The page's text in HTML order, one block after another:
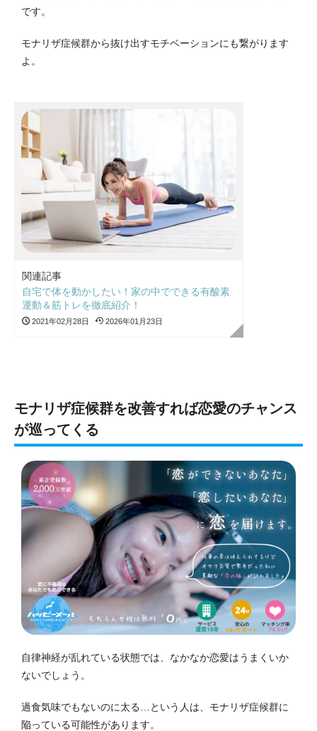
です。
モナリザ症候群から抜け出すモチベーションにも繋がります
よ。
関連記事
自宅で体を動かしたい！家の中でできる有酸素
運動＆筋トレを徹底紹介！
2021年02月28日 2026年01月23日
モナリザ症候群を改善すれば恋愛のチャンス
が巡ってくる
自律神経が乱れている状態では、なかなか恋愛はうまくいか
ないでしょう。
過食気味でもないのに太る…という人は、モナリザ症候群に
陥っている可能性があります。